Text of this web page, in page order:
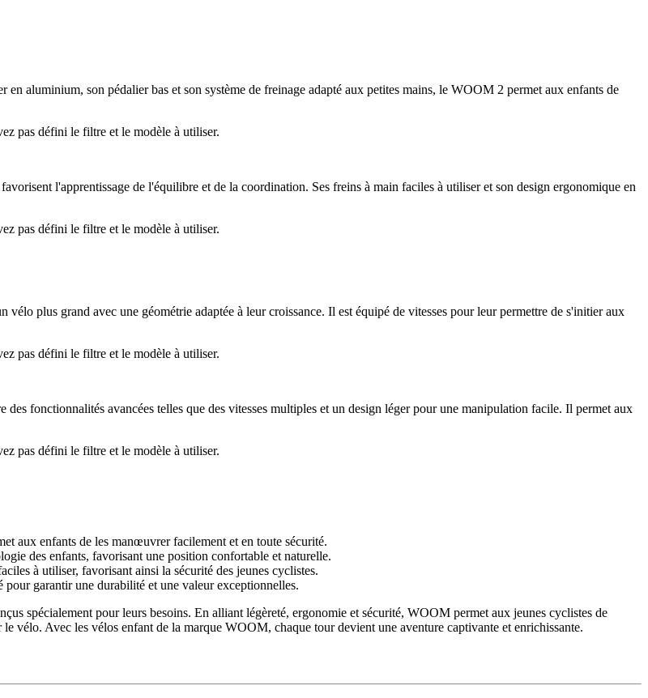
en aluminium, son pédalier bas et son système de freinage adapté aux petites mains, le WOOM 2 permet aux enfants de
pas défini le filtre et le modèle à utiliser.
l'apprentissage de l'équilibre et de la coordination. Ses freins à main faciles à utiliser et son design ergonomique en
pas défini le filtre et le modèle à utiliser.
plus grand avec une géométrie adaptée à leur croissance. Il est équipé de vitesses pour leur permettre de s'initier aux
pas défini le filtre et le modèle à utiliser.
fonctionnalités avancées telles que des vitesses multiples et un design léger pour une manipulation facile. Il permet aux
pas défini le filtre et le modèle à utiliser.
aux enfants de les manœuvrer facilement et en toute sécurité.
des enfants, favorisant une position confortable et naturelle.
à utiliser, favorisant ainsi la sécurité des jeunes cyclistes.
garantir une durabilité et une valeur exceptionnelles.
spécialement pour leurs besoins. En alliant légèreté, ergonomie et sécurité, WOOM permet aux jeunes cyclistes de
vélo. Avec les vélos enfant de la marque WOOM, chaque tour devient une aventure captivante et enrichissante.